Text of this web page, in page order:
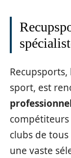
sport, est
clubs de
une vaste